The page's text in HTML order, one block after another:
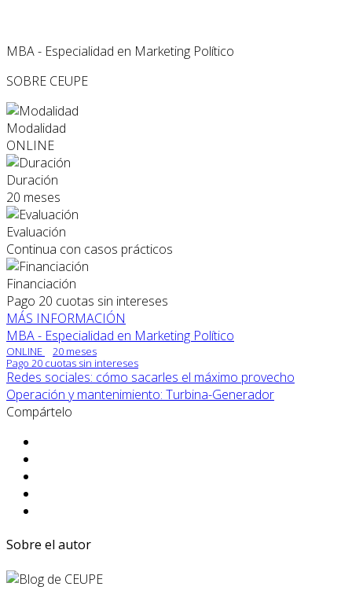
MBA - Especialidad en Marketing Político
SOBRE CEUPE
Modalidad
ONLINE
Duración
20 meses
Evaluación
Continua con casos prácticos
Financiación
Pago 20 cuotas sin intereses
MÁS INFORMACIÓN
MBA - Especialidad en Marketing Político
ONLINE
20 meses
Pago 20 cuotas sin intereses
Redes sociales: cómo sacarles el máximo provecho
Operación y mantenimiento: Turbina-Generador
Compártelo
Sobre el autor